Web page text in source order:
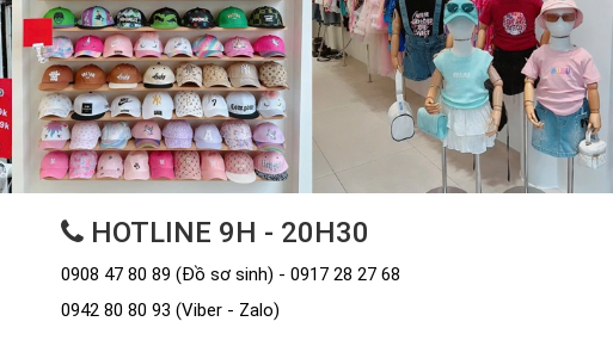
HOTLINE 9H - 20H30
0908 47 80 89 (Đồ sơ sinh) - 0917 28 27 68
0942 80 80 93 (Viber - Zalo)